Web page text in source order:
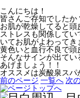
こんにちは！
皆さんご存知でしたか
お肌が乾燥してると頭
ストレスも関係して
いてお肌がよわってき
黄色いと血行不良で頭
そんなサインが出て
あげましょう！！
オススメは炭酸泉スパ
前のページ 一覧へ 次